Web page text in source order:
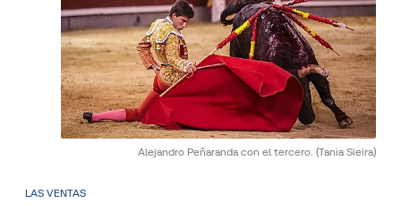
Alejandro Peñaranda con el tercero. (Tania Sieira)
LAS VENTAS